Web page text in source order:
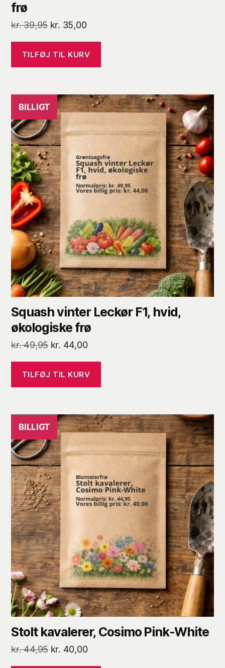
frø
kr.39,95 Den
pris
var:
kr. 35,00Den
pris
er:
TILFØJ TIL KURV
BILLIGT
Squash vinter Leckør F1, hvid,
økologiske frø
kr.49,95 Den
pris
var:
kr. 44,00Den
pris
er:
TILFØJ TIL KURV
BILLIGT
Stolt kavalerer, Cosimo Pink-White
kr.44,95 Den
kr. 40,00Den